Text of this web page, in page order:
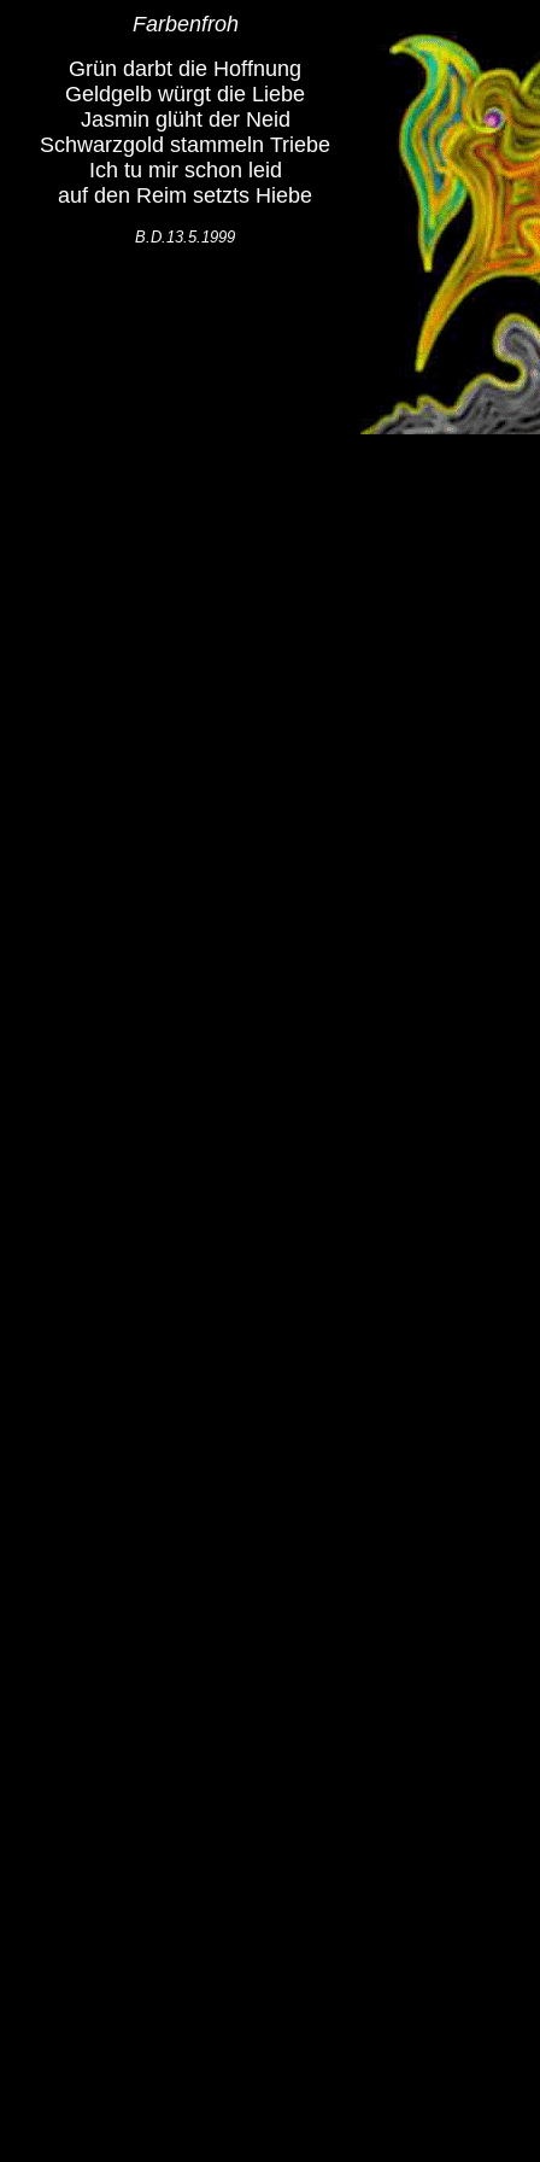
Farbenfroh
Grün darbt die Hoffnung
Geldgelb würgt die Liebe
Jasmin glüht der Neid
Schwarzgold stammeln Triebe
Ich tu mir schon leid
auf den Reim setzts Hiebe
B.D.13.5.1999